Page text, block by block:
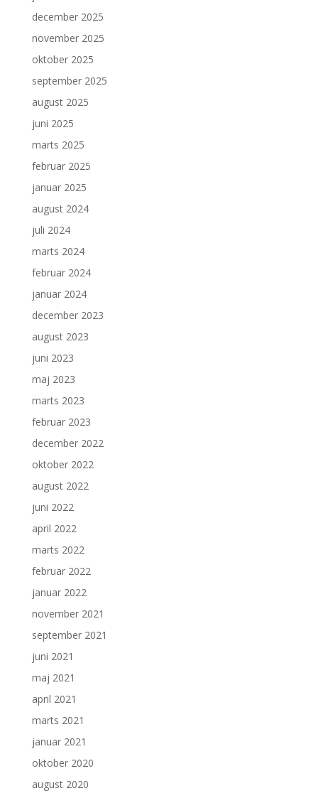
december 2025
november 2025
oktober 2025
september 2025
august 2025
juni 2025
marts 2025
februar 2025
januar 2025
august 2024
juli 2024
marts 2024
februar 2024
januar 2024
december 2023
august 2023
juni 2023
maj 2023
marts 2023
februar 2023
december 2022
oktober 2022
august 2022
juni 2022
april 2022
marts 2022
februar 2022
januar 2022
november 2021
september 2021
juni 2021
maj 2021
april 2021
marts 2021
januar 2021
oktober 2020
august 2020